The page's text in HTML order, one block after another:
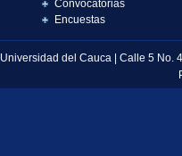
Convocatorias
Encuestas
Universidad del Cauca | Calle 5 No.